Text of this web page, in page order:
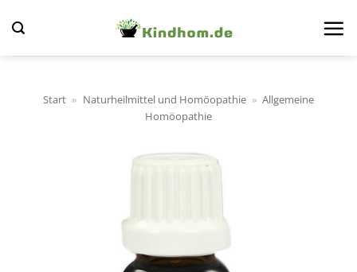
Inhalt
springen
Start » Naturheilmittel und Homöopathie » Allgemeine
Homöopathie